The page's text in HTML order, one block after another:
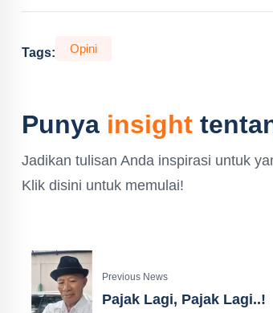
Tags: Opini
Punya insight
Jadikan tulisan Anda inspirasi untuk
Klik disini untuk memulai!
Previous News
Pajak Lagi, Pajak Lagi..!